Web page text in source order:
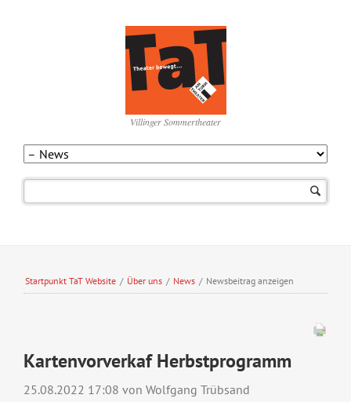
Villinger Sommertheater
Startpunkt TaT Website / Über uns / News / Newsbeitrag anzeigen
Kartenvorverkaf Herbstprogramm
25.08.2022 17:08 von Wolfgang Trübsand